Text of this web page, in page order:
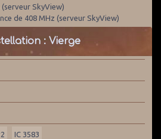
SkyView)
de 408 MHz (serveur SkyView)
: Vierge
IC 3583